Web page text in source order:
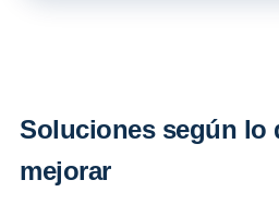
Soluciones según lo
mejorar